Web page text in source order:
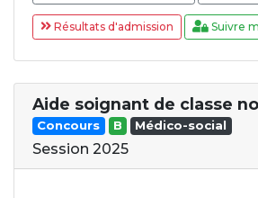
Résultats d'admission Suivre
Aide soignant de classe
Concours B Médico-social
Session 2025